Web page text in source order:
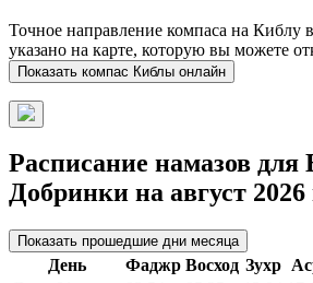
Точное направление компаса на Киблу
указано на карте, которую вы можете
Показать компас Киблы онлайн
Расписание намазов для
Добринки на август 2026
Показать прошедшие дни месяца
День Фаджр Восход Зухр